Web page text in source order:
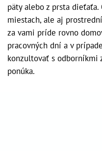
päty alebo z prsta
miestach, ale aj
za vami príde rovno
pracovných dní a v
konzultovať s odborníkmi
ponúka.